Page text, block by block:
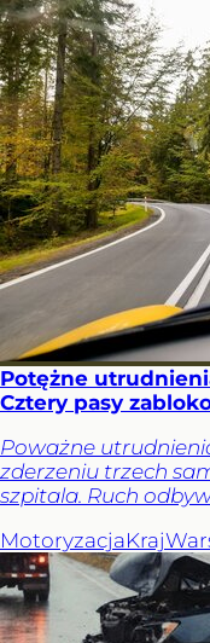
Potężne
Cztery pasy
Poważne
zderzeniu trzech
szpitala. Ruch
MotoryzacjaKraj